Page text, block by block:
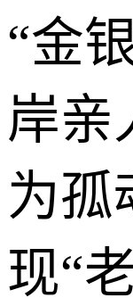
“金
岸亲
为孤
现“